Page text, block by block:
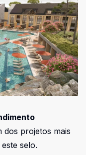
dos projetos mais
selo.